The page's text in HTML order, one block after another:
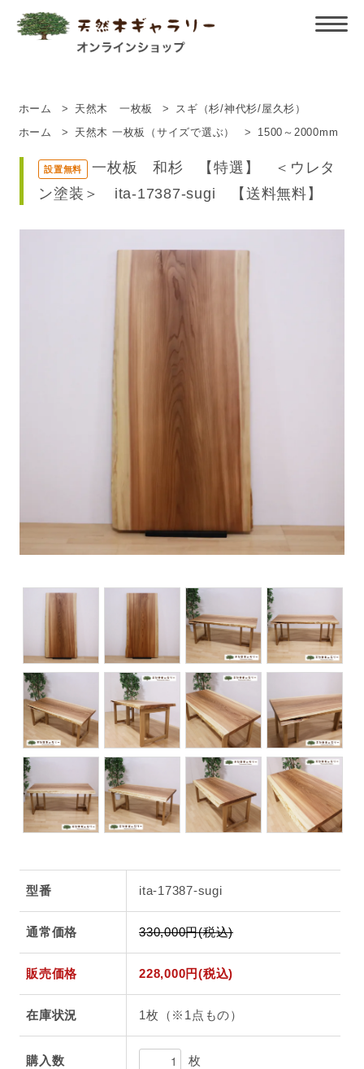
ホーム > 天然木 一枚板 > スギ（杉/神代杉/屋久杉）
ホーム > 天然木 一枚板（サイズで選ぶ） > 1500～2000mm
設置無料
一枚板 和杉 【特選】 ＜ウレタ
ン塗装＞ ita-17387-sugi 【送料無料】
型番 ita-17387-sugi
通常価格 330,000円(税込)
販売価格 228,000円(税込)
在庫状況 1枚（※1点もの）
購入数 枚